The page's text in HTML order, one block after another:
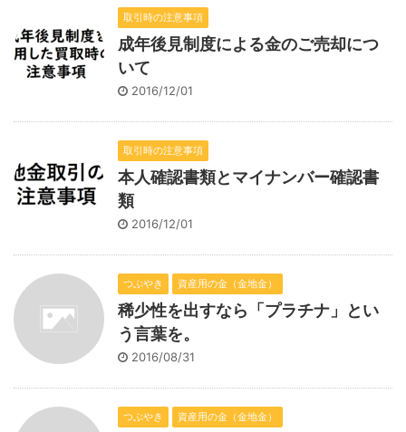
取引時の注意事項
成年後見制度による金のご売却につ
いて
2016/12/01
取引時の注意事項
本人確認書類とマイナンバー確認書
類
2016/12/01
つぶやき 資産用の金（金地金）
稀少性を出すなら「プラチナ」とい
う言葉を。
2016/08/31
つぶやき 資産用の金（金地金）